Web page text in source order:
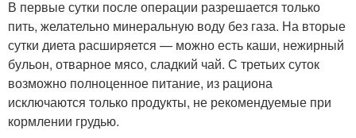
В первые сутки после операции разрешается только
пить, желательно минеральную воду без газа. На вторые
сутки диета расширяется — можно есть каши, нежирный
бульон, отварное мясо, сладкий чай. С третьих суток
возможно полноценное питание, из рациона
исключаются только продукты, не рекомендуемые при
кормлении грудью.